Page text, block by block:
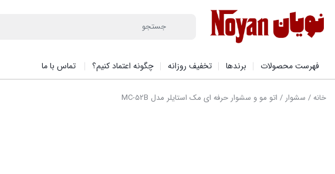
فهرست محصولات برندها تخفیف روزانه چگونه اعتماد کنیم؟ تماس با ما
خانه/ سشوار/ اتو مو و سشوار حرفه ای مک استایلر مدل MC-52B